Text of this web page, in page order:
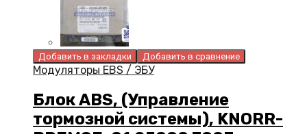
Добавить в закладки Добавить в сравнение
Модуляторы EBS / ЭБУ
Блок ABS, (Управление
тормозной системы), KNORR-